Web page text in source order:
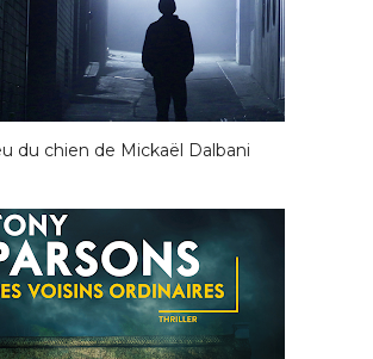
du chien de Mickaël Dalbani